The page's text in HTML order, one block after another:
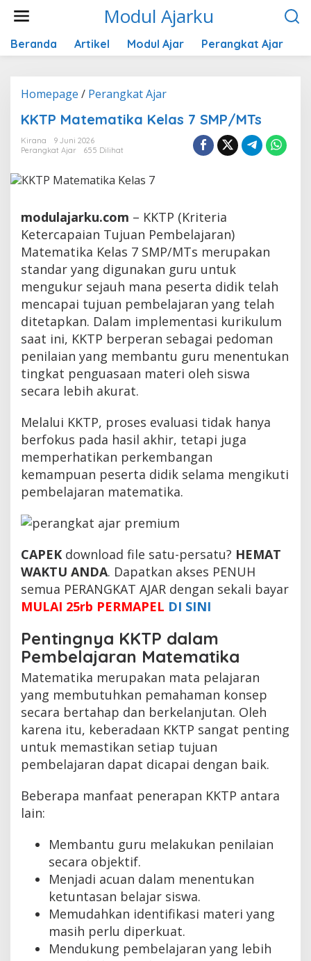
Modul Ajarku
Beranda Artikel Modul Ajar Perangkat Ajar
Homepage / Perangkat AjarKKTP
Kelas
SMP/MTs
KKTP Matematika Kelas 7 SMP/MTs
Kirana
9 Juni 2026
Perangkat Ajar
655 Dilihat
modulajarku.com – KKTP (Kriteria
Ketercapaian Tujuan Pembelajaran)
Matematika Kelas 7 SMP/MTs merupakan
standar yang digunakan guru untuk
mengukur sejauh mana peserta didik telah
mencapai tujuan pembelajaran yang telah
ditetapkan. Dalam implementasi kurikulum
saat ini, KKTP berperan sebagai pedoman
penilaian yang membantu guru menentukan
tingkat penguasaan materi oleh siswa
secara lebih akurat.
Melalui KKTP, proses evaluasi tidak hanya
berfokus pada hasil akhir, tetapi juga
memperhatikan perkembangan
kemampuan peserta didik selama mengikuti
pembelajaran matematika.
CAPEK download file satu-persatu? HEMAT
WAKTU ANDA. Dapatkan akses PENUH
semua PERANGKAT AJAR dengan sekali bayar
MULAI 25rb PERMAPEL DI SINI
Pentingnya KKTP dalam
Pembelajaran Matematika
Matematika merupakan mata pelajaran
yang membutuhkan pemahaman konsep
secara bertahap dan berkelanjutan. Oleh
karena itu, keberadaan KKTP sangat penting
untuk memastikan setiap tujuan
pembelajaran dapat dicapai dengan baik.
Beberapa manfaat penerapan KKTP antara
lain:
Membantu guru melakukan penilaian
secara objektif.
Menjadi acuan dalam menentukan
ketuntasan belajar siswa.
Memudahkan identifikasi materi yang
masih perlu diperkuat.
Mendukung pembelajaran yang lebih